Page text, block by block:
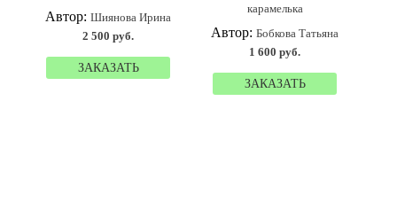
Автор:Шиянова Ирина
2 500 руб.
ЗАКАЗАТЬ
карамелька
Автор:Бобкова Татьяна
1 600 руб.
ЗАКАЗАТЬ